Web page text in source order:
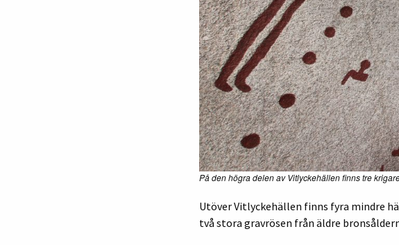
På den högra delen av Vitlyckehällen finns tre
Utöver Vitlyckehällen finns fyra mindre
två stora gravrösen från äldre